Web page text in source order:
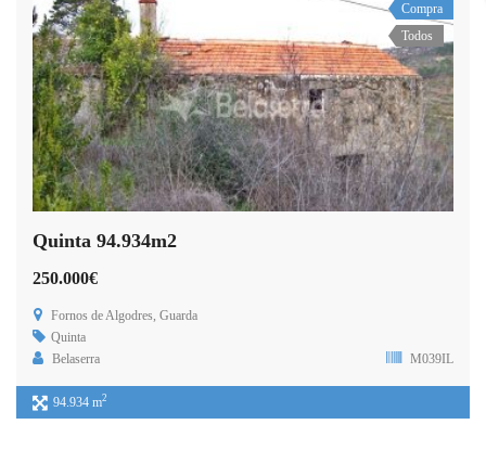
Compra
Todos
Quinta 94.934m2
250.000€
Fornos de Algodres, Guarda
Quinta
Belaserra
M039IL
94.934 m2